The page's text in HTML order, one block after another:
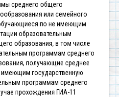
среднего общего
или семейного
по не имеющим
образовательным
образования, в том числе
программам среднего
получающие среднее
государственную
программам среднего
прохождения ГИА-11